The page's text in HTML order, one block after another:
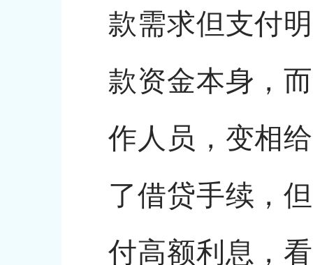
款需求但支付
款资金本身，
作人员，变相
了借贷手续，
付高额利息，